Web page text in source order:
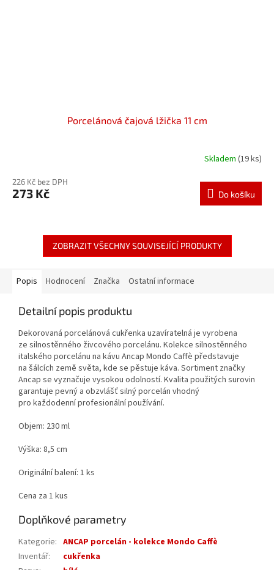
Porcelánová čajová lžička 11 cm
Skladem (19 ks)
226 Kč bez DPH
273 Kč Do košíku
ZOBRAZIT VŠECHNY SOUVISEJÍCÍ PRODUKTY
Popis Hodnocení Značka Ostatní informace
Detailní popis produktu
Dekorovaná porcelánová cukřenka uzavíratelná je vyrobena
ze silnostěnného živcového porcelánu. Kolekce silnostěnného
italského porcelánu na kávu Ancap Mondo Caffè představuje
na šálcích země světa, kde se pěstuje káva. Sortiment značky
Ancap se vyznačuje vysokou odolností. Kvalita použitých surovin
garantuje pevný a obzvlášť silný porcelán vhodný
pro každodenní profesionální používání.
Objem: 230 ml
Výška: 8,5 cm
Originální balení: 1 ks
Cena za 1 kus
Doplňkové parametry
Kategorie: ANCAP porcelán - kolekce Mondo Caffè
Inventář:
cukřenka